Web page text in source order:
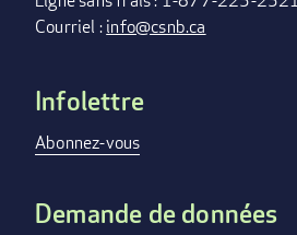
Courriel :info@csnb.ca
FOOTER
MENU
Infolettre
Abonnez-vous
Demande de données